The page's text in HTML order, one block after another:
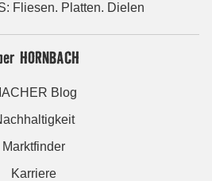
Fliesen. Platten. Dielen
HORNBACH
Blog
Marktfinder
Karriere